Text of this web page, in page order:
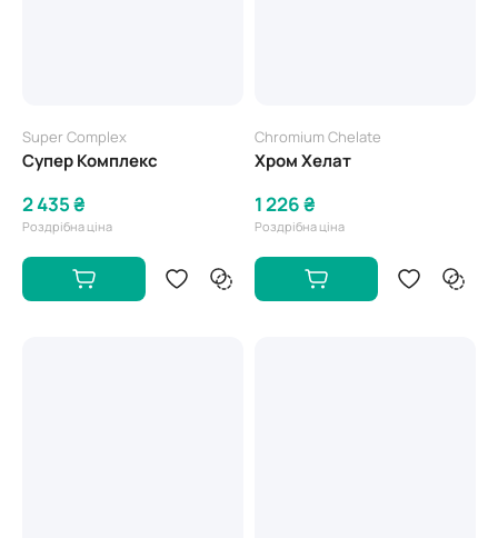
Super Complex
Супер Комплекс
2 435 ₴
Роздрібна ціна
Chromium Chelate
Хром Хелат
1 226 ₴
Роздрібна ціна